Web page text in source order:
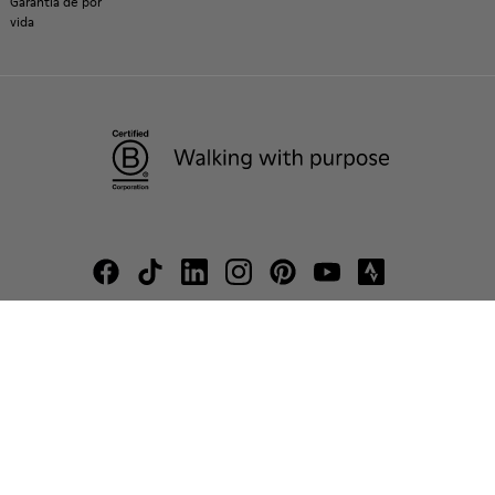
vida